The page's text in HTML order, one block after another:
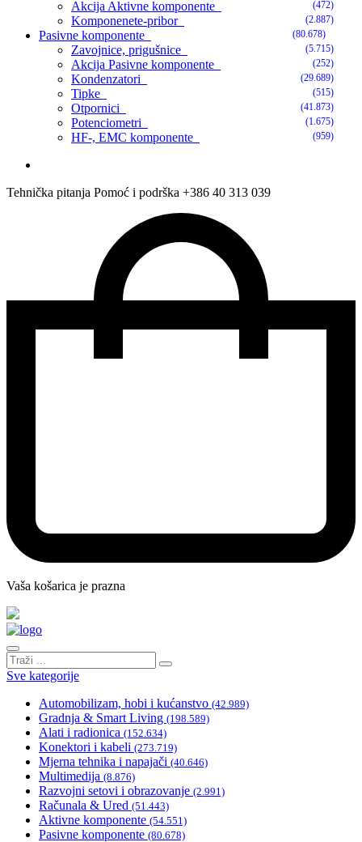
Akcija Aktivne komponente (472)
Komponenete-pribor (2.887)
Pasivne komponente (80.678)
Zavojnice, prigušnice (5.715)
Akcija Pasivne komponente (252)
Kondenzatori (29.689)
Tipke (515)
Otpornici (41.873)
Potenciometri (1.675)
HF-, EMC komponente (959)
Tehnička pitanja Pomoć i podrška +386 40 313 039
Vaša košarica je prazna
Sve kategorije
Automobilizam, hobi i kućanstvo (42.989)
Gradnja & Smart Living (198.589)
Alati i radionica (152.634)
Konektori i kabeli (273.719)
Mjerna tehnika i napajači (40.646)
Multimedija (8.876)
Razvojni setovi i obrazovanje (2.991)
Računala & Ured (51.443)
Aktivne komponente (54.551)
Pasivne komponente (80.678)